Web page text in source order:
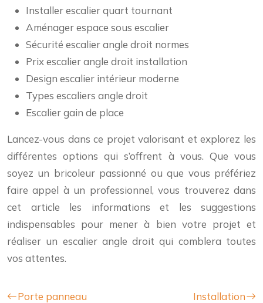
Installer escalier quart tournant
Aménager espace sous escalier
Sécurité escalier angle droit normes
Prix escalier angle droit installation
Design escalier intérieur moderne
Types escaliers angle droit
Escalier gain de place
Lancez-vous dans ce projet valorisant et explorez les
différentes options qui s’offrent à vous. Que vous
soyez un bricoleur passionné ou que vous préfériez
faire appel à un professionnel, vous trouverez dans
cet article les informations et les suggestions
indispensables pour mener à bien votre projet et
réaliser un escalier angle droit qui comblera toutes
vos attentes.
Porte panneau
Installation